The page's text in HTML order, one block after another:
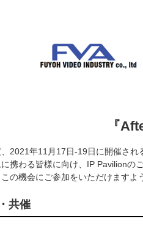
『
、2021年11月17日-19日に開催され
に携わる皆様に向け、IP Pavilionの
の機会にご参加をいただけますよ
共催